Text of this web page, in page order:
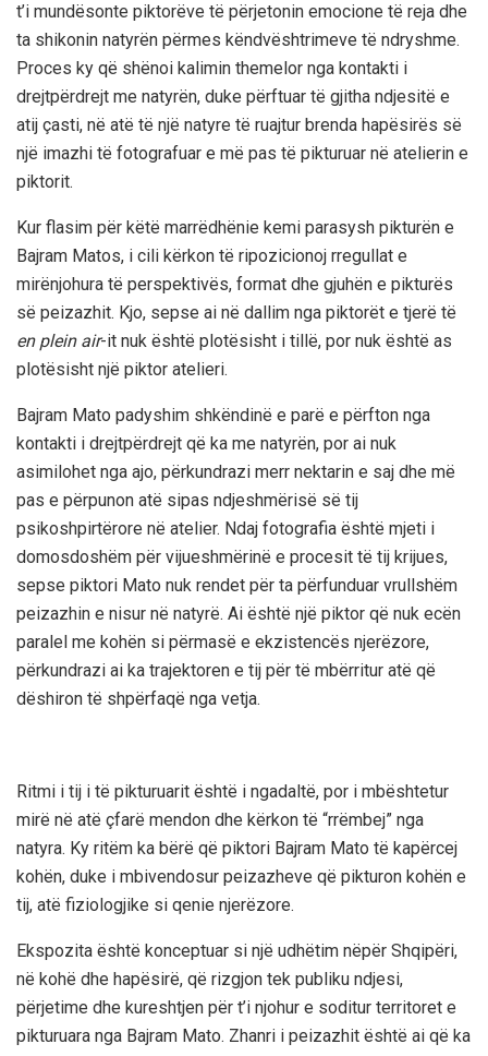
t’i mundësonte piktorëve të përjetonin emocione të reja dhe
ta shikonin natyrën përmes këndvështrimeve të ndryshme.
Proces ky që shënoi kalimin themelor nga kontakti i
drejtpërdrejt me natyrën, duke përftuar të gjitha ndjesitë e
atij çasti, në atë të një natyre të ruajtur brenda hapësirës së
një imazhi të fotografuar e më pas të pikturuar në atelierin e
piktorit.
Kur flasim për këtë marrëdhënie kemi parasysh pikturën e
Bajram Matos, i cili kërkon të ripozicionoj rregullat e
mirënjohura të perspektivës, format dhe gjuhën e pikturës
së peizazhit. Kjo, sepse ai në dallim nga piktorët e tjerë të
en plein air-it nuk është plotësisht i tillë, por nuk është as
plotësisht një piktor atelieri.
Bajram Mato padyshim shkëndinë e parë e përfton nga
kontakti i drejtpërdrejt që ka me natyrën, por ai nuk
asimilohet nga ajo, përkundrazi merr nektarin e saj dhe më
pas e përpunon atë sipas ndjeshmërisë së tij
psikoshpirtërore në atelier. Ndaj fotografia është mjeti i
domosdoshëm për vijueshmërinë e procesit të tij krijues,
sepse piktori Mato nuk rendet për ta përfunduar vrullshëm
peizazhin e nisur në natyrë. Ai është një piktor që nuk ecën
paralel me kohën si përmasë e ekzistencës njerëzore,
përkundrazi ai ka trajektoren e tij për të mbërritur atë që
dëshiron të shpërfaqë nga vetja.
Ritmi i tij i të pikturuarit është i ngadaltë, por i mbështetur
mirë në atë çfarë mendon dhe kërkon të “rrëmbej” nga
natyra. Ky ritëm ka bërë që piktori Bajram Mato të kapërcej
kohën, duke i mbivendosur peizazheve që pikturon kohën e
tij, atë fiziologjike si qenie njerëzore.
Ekspozita është konceptuar si një udhëtim nëpër Shqipëri,
në kohë dhe hapësirë, që rizgjon tek publiku ndjesi,
përjetime dhe kureshtjen për t’i njohur e soditur territoret e
pikturuara nga Bajram Mato. Zhanri i peizazhit është ai që ka